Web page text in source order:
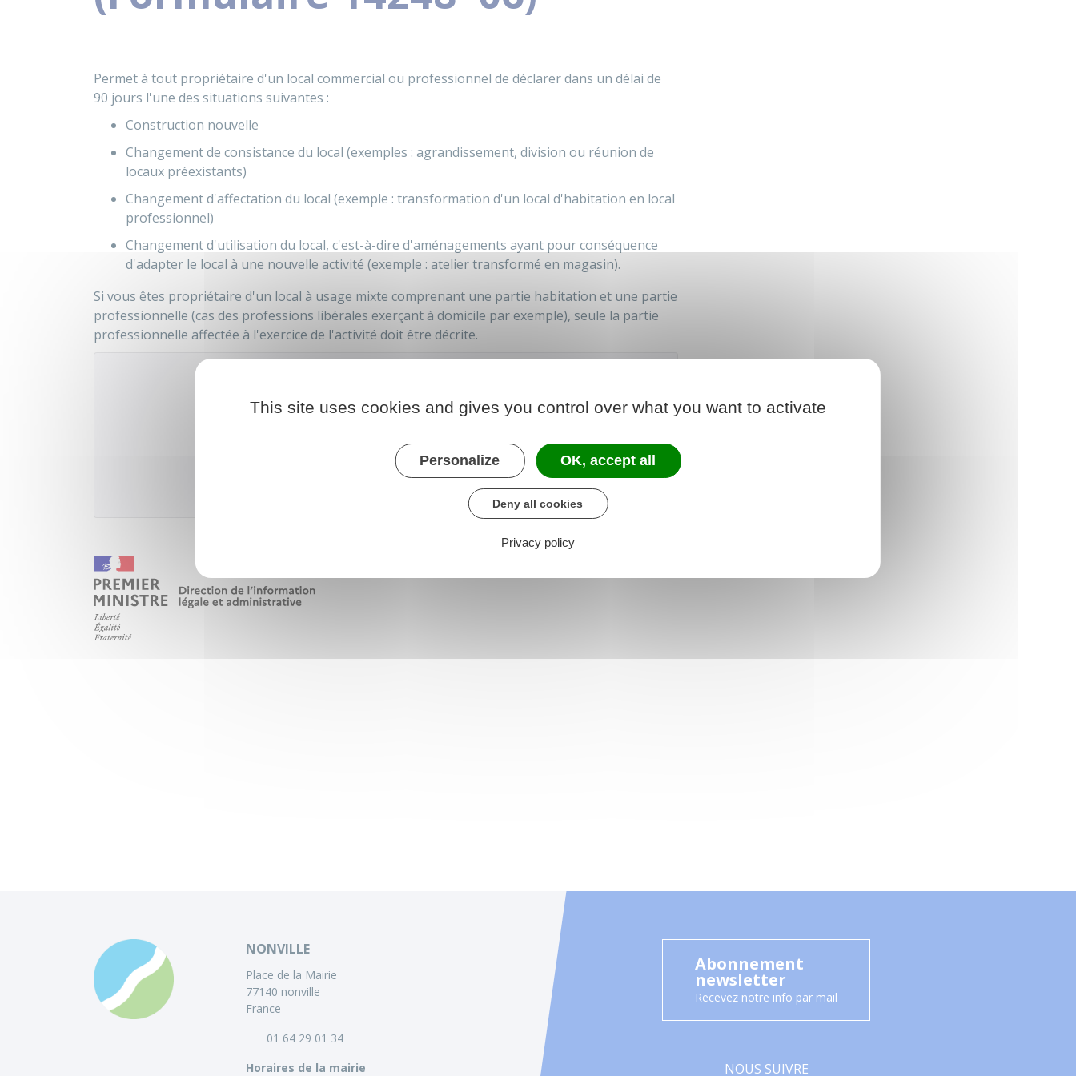
Permet à tout propriétaire d'un local commercial ou professionnel de déclarer dans un délai de
90 jours l'une des situations suivantes :
Construction nouvelle
Changement de consistance du local (exemples : agrandissement, division ou réunion de
locaux préexistants)
Changement d'affectation du local (exemple : transformation d'un local d'habitation en local
professionnel)
Changement d'utilisation du local, c'est-à-dire d'aménagements ayant pour conséquence
d'adapter le local à une nouvelle activité (exemple : atelier transformé en magasin).
Si vous êtes propriétaire d'un local à usage mixte comprenant une partie habitation et une partie
professionnelle (cas des professions libérales exerçant à domicile par exemple), seule la partie
professionnelle affectée à l'exercice de l'activité doit être décrite.
Télécharger le formulaire (90.3 KB)
NONVILLE
Place de la Mairie
77140 nonville
France
01 64 29 01 34
Horaires de la mairie
Abonnement
newsletter
Recevez notre info par mail
NOUS SUIVRE
This site uses cookies and gives you control over what you want to activate
Personalize OK, accept all
Deny all cookies
Privacy policy